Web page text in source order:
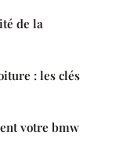
de la
: les clés
votre bmw